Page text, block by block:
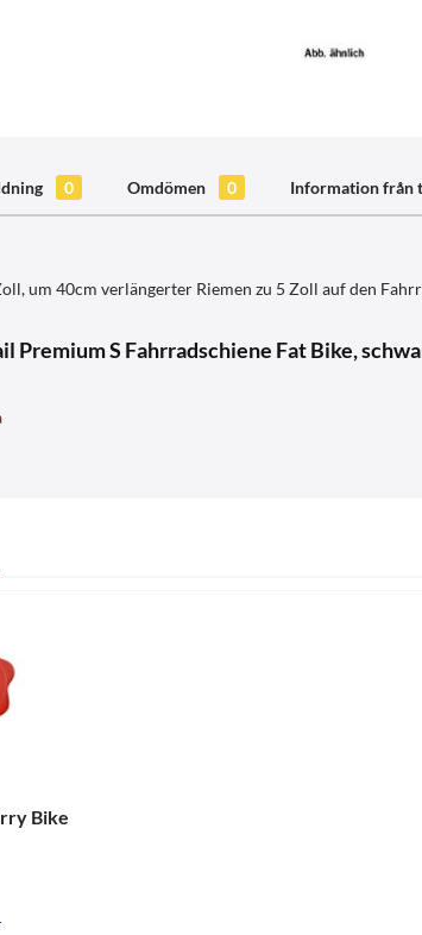
0 Omdömen 0 Information från
um 40cm verlängerter Riemen zu 5 Zoll auf den
Premium S Fahrradschiene Fat Bike,
Bike